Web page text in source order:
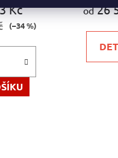
je
Kč
(–34 %)
od26